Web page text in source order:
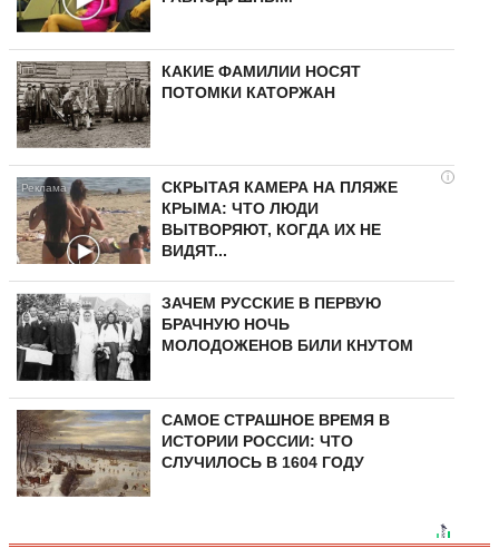
КАКИЕ ФАМИЛИИ НОСЯТ
ПОТОМКИ КАТОРЖАН
i
СКРЫТАЯ КАМЕРА НА ПЛЯЖЕ
КРЫМА: ЧТО ЛЮДИ
ВЫТВОРЯЮТ, КОГДА ИХ НЕ
ВИДЯТ...
ЗАЧЕМ РУССКИЕ В ПЕРВУЮ
БРАЧНУЮ НОЧЬ
МОЛОДОЖЕНОВ БИЛИ КНУТОМ
САМОЕ СТРАШНОЕ ВРЕМЯ В
ИСТОРИИ РОССИИ: ЧТО
СЛУЧИЛОСЬ В 1604 ГОДУ